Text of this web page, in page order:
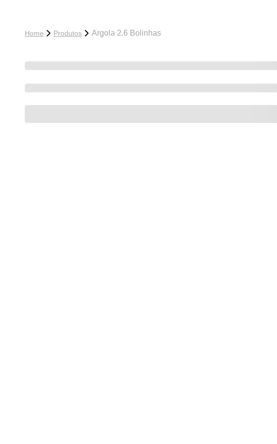
Home Produtos Argola 2.6 Bolinhas